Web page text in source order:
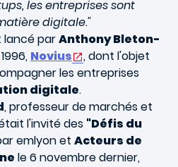
les entreprises sont
digitale."
lancé parAnthony Bleton-
Novius
, dont l'objet
les entreprises
digitale.
, professeur de marchés et
l'invité des "Défis du
emlyon et Acteurs de
le 6 novembre dernier,